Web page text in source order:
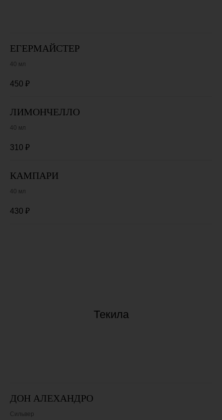
ЕГЕРМАЙСТЕР
40 мл
450 ₽
ЛИМОНЧЕЛЛО
40 мл
310 ₽
КАМПАРИ
40 мл
430 ₽
Текила
ДОН АЛЕХАНДРО
Сильвер